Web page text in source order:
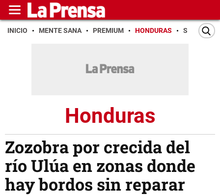
INICIO MENTE SANA PREMIUM HONDURAS SAN PEDRO
Honduras
Zozobra por crecida del
río Ulúa en zonas donde
hay bordos sin reparar